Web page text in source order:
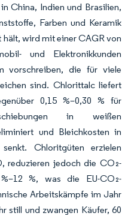
China, Indien und Brasilien,
Farben und Keramik
wird mit einer CAGR von
und Elektronikkunden
vorschreiben, die für viele
sind. Chlorittalc liefert
0,15 %–0,30 % für
in weißen
und Bleichkosten in
Chloritgüten erzielen
reduzieren jedoch die CO₂-
%, was die EU-CO₂-
Arbeitskämpfe im Jahr
still und zwangen Käufer, 60